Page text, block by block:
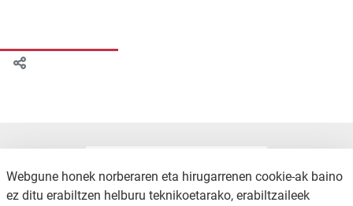
Webgune honek norberaren eta hirugarrenen cookie-ak baino
ez ditu erabiltzen helburu teknikoetarako, erabiltzaileek